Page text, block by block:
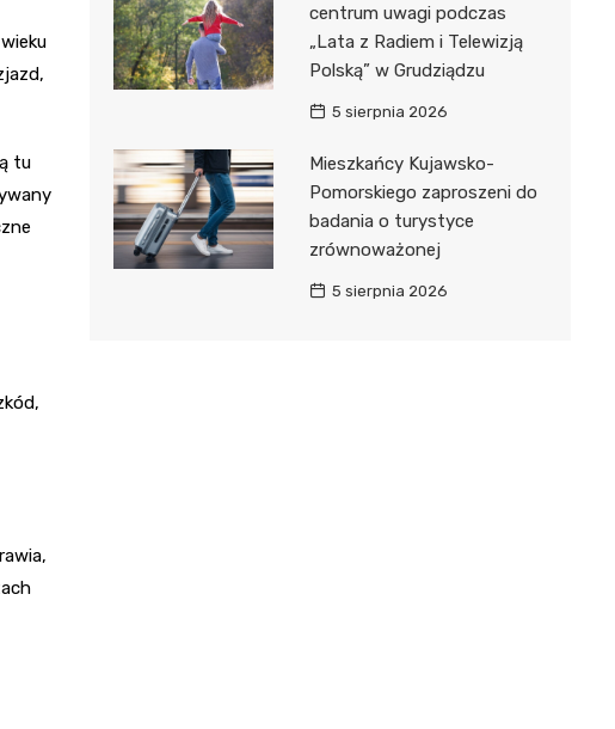
tu
centrum uwagi podczas
„Lata z Radiem i Telewizją
Polską” w Grudziądzu
5 sierpnia 2026
Mieszkańcy Kujawsko-
Pomorskiego zaproszeni do
badania o turystyce
zrównoważonej
5 sierpnia 2026